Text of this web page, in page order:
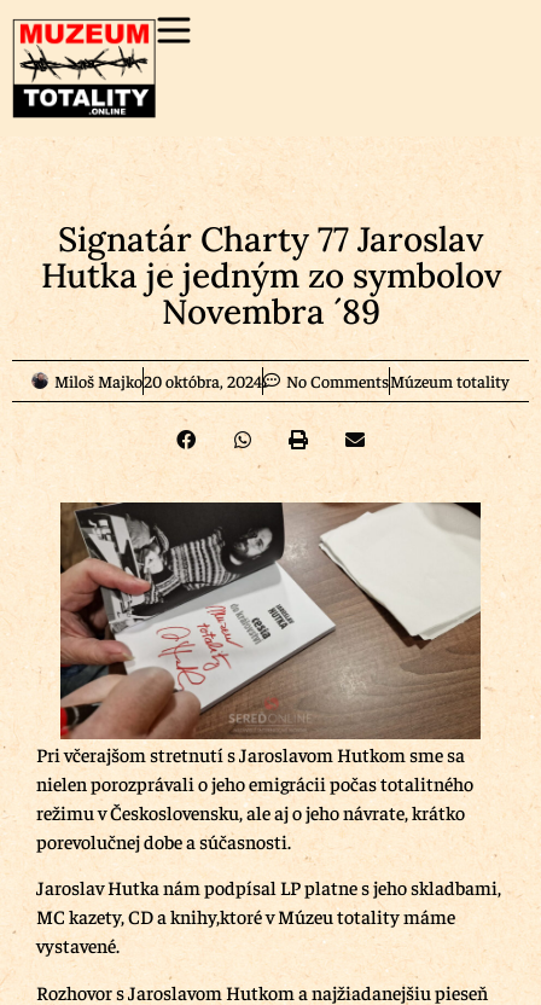
Signatár Charty 77 Jaroslav
Hutka je jedným zo symbolov
Novembra ´89
Miloš Majko20 októbra, 2024 No CommentsMúzeum totality
Pri včerajšom stretnutí s Jaroslavom Hutkom sme sa
nielen porozprávali o jeho emigrácii počas totalitného
režimu v Československu, ale aj o jeho návrate, krátko
porevolučnej dobe a súčasnosti.
Jaroslav Hutka nám podpísal LP platne s jeho skladbami,
MC kazety, CD a knihy,ktoré v Múzeu totality máme
vystavené.
Rozhovor s Jaroslavom Hutkom a najžiadanejšiu pieseň